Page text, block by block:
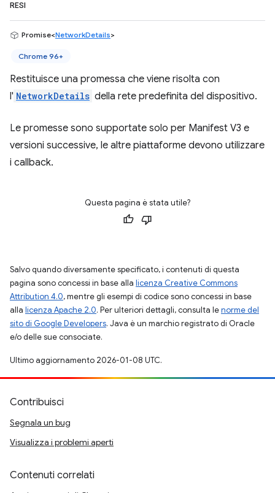
RESI
Promise<NetworkDetails>
Chrome 96+
Restituisce una promessa che viene risolta con
l' NetworkDetails della rete predefinita del dispositivo.
Le promesse sono supportate solo per Manifest V3 e
versioni successive, le altre piattaforme devono utilizzare
i callback.
Questa pagina è stata utile?
Salvo quando diversamente specificato, i contenuti di questa
pagina sono concessi in base alla licenza Creative Commons
Attribution 4.0, mentre gli esempi di codice sono concessi in base
alla licenza Apache 2.0. Per ulteriori dettagli, consulta lenorme del
sito di Google Developers. Java è un marchio registrato di Oracle
e/o delle sue consociate.
Ultimo aggiornamento 2026-01-08 UTC.
Contribuisci
Segnala un bug
Visualizza i problemi aperti
Contenuti correlati